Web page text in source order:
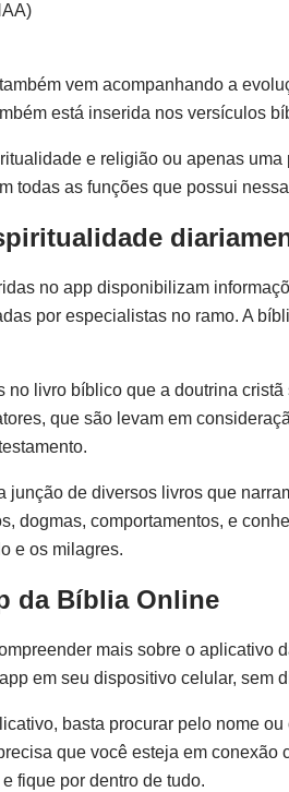
vem acompanhando a
está inserida nos versículos
e religião ou apenas
todas as funções que possui
no app disponibilizam
por especialistas no ramo. A
no livro bíblico que a doutrina
que são levam em
junção de diversos livros que
dogmas, comportamentos, e
e os milagres.
da Bíblia Online
mais sobre o
em seu dispositivo celular, sem
basta procurar pelo nome
que você esteja em
fique por dentro de tudo.